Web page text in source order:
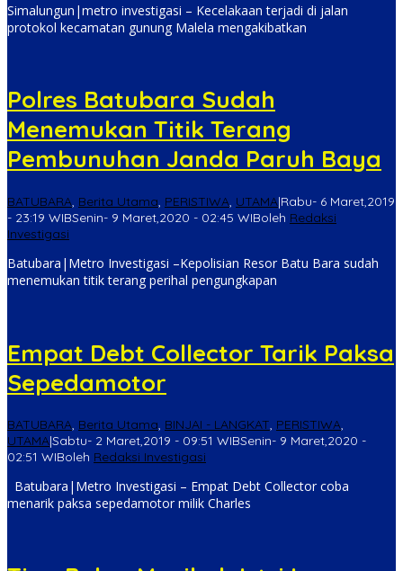
Simalungun|metro investigasi – Kecelakaan terjadi di jalan
protokol kecamatan gunung Malela mengakibatkan
Polres Batubara Sudah
Menemukan Titik Terang
Pembunuhan Janda Paruh Baya
BATUBARA, Berita Utama, PERISTIWA, UTAMA|Rabu- 6 Maret,2019
- 23:19 WIBSenin- 9 Maret,2020 - 02:45 WIBoleh Redaksi
Investigasi
Batubara|Metro Investigasi –Kepolisian Resor Batu Bara sudah
menemukan titik terang perihal pengungkapan
Empat Debt Collector Tarik Paksa
Sepedamotor
BATUBARA, Berita Utama, BINJAI - LANGKAT, PERISTIWA,
UTAMA|Sabtu- 2 Maret,2019 - 09:51 WIBSenin- 9 Maret,2020 -
02:51 WIBoleh Redaksi Investigasi
Batubara|Metro Investigasi – Empat Debt Collector coba
menarik paksa sepedamotor milik Charles